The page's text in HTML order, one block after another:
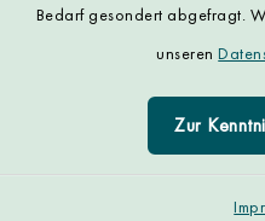
Bedarf gesondert abgefragt.
unseren
Zur